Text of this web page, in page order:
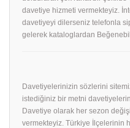
davetiye hizmeti vermekteyiz.
davetiyeyi dilerseniz telefonla
gelerek kataloglardan
Davetiyelerinizin sözlerini
istediğiniz bir metni
Davetiye olarak her sezon
vermekteyiz. Türkiye İlçelerinin